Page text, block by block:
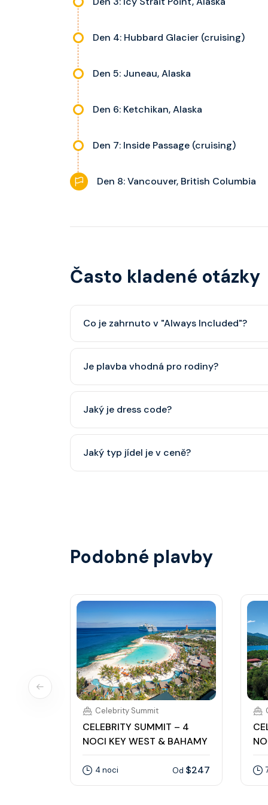
Den 4: Hubbard Glacier (cruising)
Den 5: Juneau, Alaska
Den 6: Ketchikan, Alaska
Den 7: Inside Passage (cruising)
Den 8: Vancouver, British Columbia
Často kladené otázky
Co je zahrnuto v "Always Included"?
Je plavba vhodná pro rodiny?
dětský klub (od 3 let).
Jaký je dress code?
smoking.
Jaký typ jídel je v ceně?
Podobné plavby
Celebrity Summit
CELEBRITY SUMMIT – 4
NOCI KEY WEST & BAHAMY
4 noci Od $247